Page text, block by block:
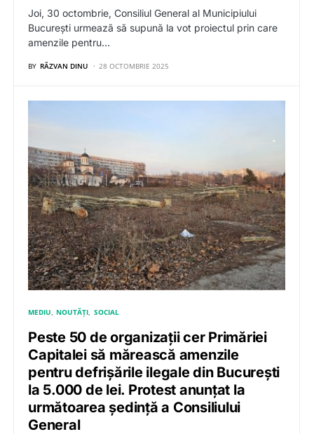
Joi, 30 octombrie, Consiliul General al Municipiului
București urmează să supună la vot proiectul prin care
amenzile pentru…
BY RĂZVAN DINU 28 OCTOMBRIE 2025
MEDIU NOUTĂȚI SOCIAL
Peste 50 de organizații cer Primăriei
Capitalei să mărească amenzile
pentru defrișările ilegale din București
la 5.000 de lei. Protest anunțat la
următoarea ședință a Consiliului
General